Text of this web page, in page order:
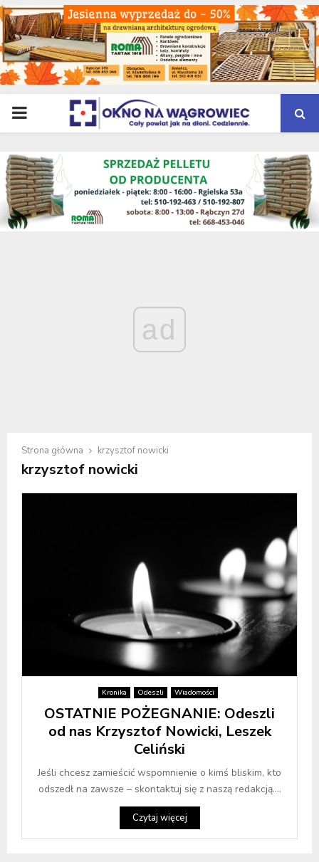
PRIMARY
MENU
ad
Strona główna krzysztof nowicki
krzysztof nowicki
Kronika Odeszli Wiadomości
OSTATNIE POŻEGNANIE: Odeszli
od nas Krzysztof Nowicki, Leszek
Celiński
Jeśli chcesz zamieścić wspomnienie o kimś bliskim, kto
odszedł na zawsze – skontaktuj się z naszą redakcją....
Czytaj więcej